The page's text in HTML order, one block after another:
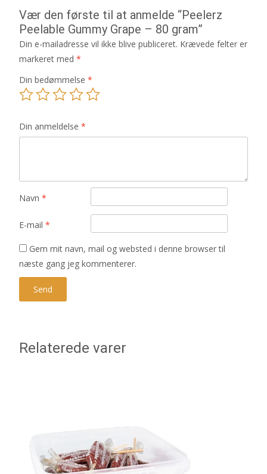
Vær den første til at anmelde “Peelerz
Peelable Gummy Grape – 80 gram”
Din e-mailadresse vil ikke blive publiceret. Krævede felter er
markeret med *
Din bedømmelse *
Din anmeldelse *
Navn *
E-mail *
Gem mit navn, mail og websted i denne browser til
næste gang jeg kommenterer.
Relaterede varer